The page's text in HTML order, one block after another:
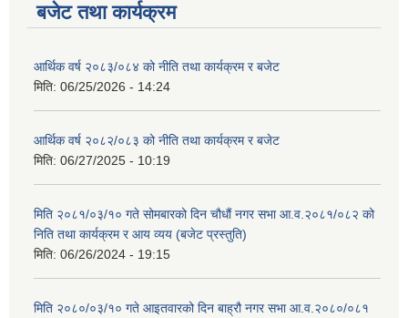
बजेट तथा कार्यक्रम
आर्थिक वर्ष २०८३/०८४ को नीति तथा कार्यक्रम र बजेट
मिति: 06/25/2026 - 14:24
आर्थिक वर्ष २०८२/०८३ को नीति तथा कार्यक्रम र बजेट
मिति: 06/27/2025 - 10:19
मिति २०८१/०३/१० गते सोमबारको दिन चौधौं नगर सभा आ.व.२०८१/०८२ को
निति तथा कार्यक्रम र आय व्यय (बजेट प्रस्तुति)
मिति: 06/26/2024 - 19:15
मिति २०८०/०३/१० गते आइतवारको दिन बाह्रौ नगर सभा आ.व.२०८०/०८१